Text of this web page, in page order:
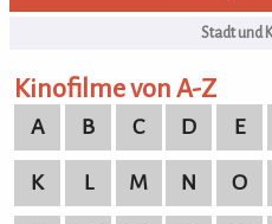
Kinofilme von A-Z
A B C D E
K L M N O